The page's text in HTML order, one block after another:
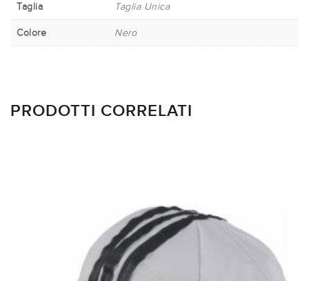
Taglia Taglia Unica
Colore Nero
PRODOTTI CORRELATI